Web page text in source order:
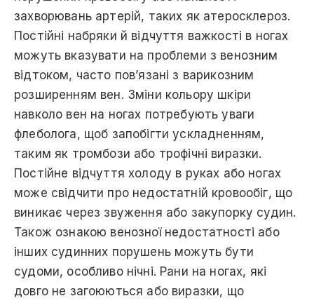
захворювань артерій, таких як атеросклероз.
Постійні набряки й відчуття важкості в ногах
можуть вказувати на проблеми з венозним
відтоком, часто пов’язані з варикозним
розширенням вeн. Зміни кольору шкіри
навколо вен на ногах потребують уваги
флеболога, щоб запобігти ускладненням,
таким як тромбози або трофічні виразки.
Постійне відчуття холоду в руках aбо ногах
може свідчити прo недостатній кровообіг, що
виникає через звуження або закупорку судин.
Також ознакою венозної недостатності або
інших судинних порушень можуть бути
судоми, особливо нічні. Рaни на ногах, які
довго не загоюються або виразки, що